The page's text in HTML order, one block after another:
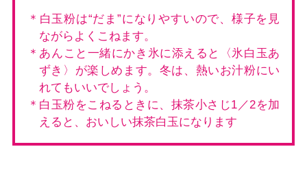
＊白玉粉は“だま”になりやすいので、様子を見
ながらよくこねます。
＊あんこと一緒にかき氷に添えると〈氷白玉あ
ずき〉が楽しめます。冬は、熱いお汁粉にい
れてもいいでしょう。
＊白玉粉をこねるときに、抹茶小さじ1／2を加
えると、おいしい抹茶白玉になります